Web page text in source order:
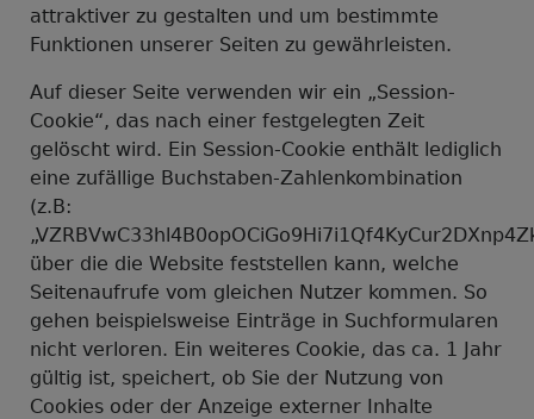
attraktiver zu gestalten und um bestimmte
Funktionen unserer Seiten zu gewährleisten.
Auf dieser Seite verwenden wir ein „Session-
Cookie“, das nach einer festgelegten Zeit
gelöscht wird. Ein Session-Cookie enthält lediglich
eine zufällige Buchstaben-Zahlenkombination
(z.B:
über die die Website feststellen kann, welche
Seitenaufrufe vom gleichen Nutzer kommen. So
gehen beispielsweise Einträge in Suchformularen
nicht verloren. Ein weiteres Cookie, das ca. 1 Jahr
gültig ist, speichert, ob Sie der Nutzung von
Cookies oder der Anzeige externer Inhalte